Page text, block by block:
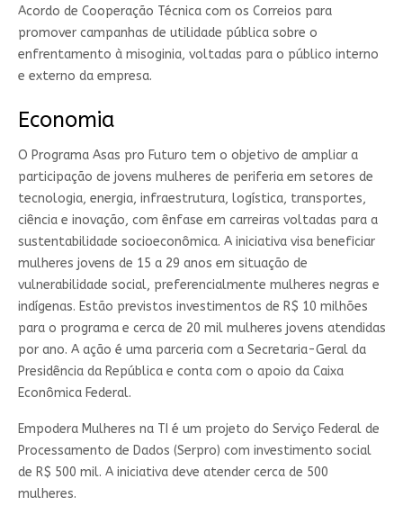
Acordo de Cooperação Técnica com os Correios para
promover campanhas de utilidade pública sobre o
enfrentamento à misoginia, voltadas para o público interno
e externo da empresa.
Economia
O Programa Asas pro Futuro tem o objetivo de ampliar a
participação de jovens mulheres de periferia em setores de
tecnologia, energia, infraestrutura, logística, transportes,
ciência e inovação, com ênfase em carreiras voltadas para a
sustentabilidade socioeconômica. A iniciativa visa beneficiar
mulheres jovens de 15 a 29 anos em situação de
vulnerabilidade social, preferencialmente mulheres negras e
indígenas. Estão previstos investimentos de R$ 10 milhões
para o programa e cerca de 20 mil mulheres jovens atendidas
por ano. A ação é uma parceria com a Secretaria-Geral da
Presidência da República e conta com o apoio da Caixa
Econômica Federal.
Empodera Mulheres na TI é um projeto do Serviço Federal de
Processamento de Dados (Serpro) com investimento social
de R$ 500 mil. A iniciativa deve atender cerca de 500
mulheres.